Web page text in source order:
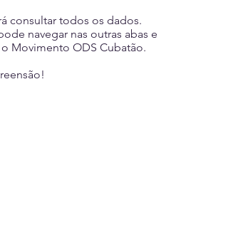
consultar todos os dados.
navegar nas outras abas e
Movimento ODS Cubatão.